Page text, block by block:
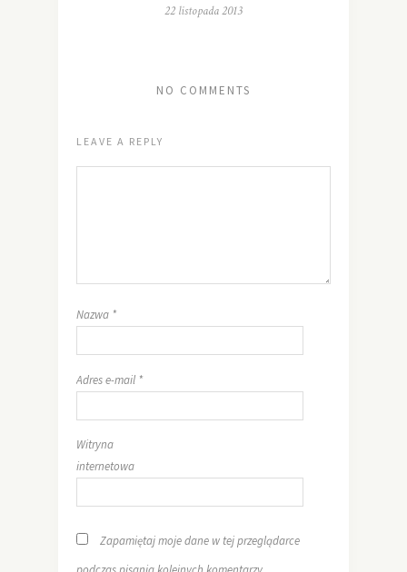
22 listopada 2013
NO COMMENTS
LEAVE A REPLY
Nazwa *
Adres e-mail *
Witryna
internetowa
Zapamiętaj moje dane w tej przeglądarce